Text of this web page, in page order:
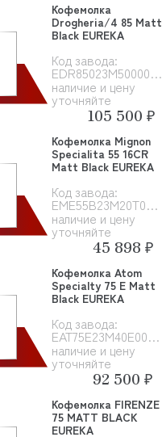
Код завода:
EDR85023M50000000001
наличие и цену
уточняйте
Кофемолка
Drogheria/4 85 Matt
Black EUREKA
105 500 ₽
Код завода:
EME55B23M20T00EAC001
наличие и цену
уточняйте
Кофемолка Mignon
Specialita 55 16CR
Matt Black EUREKA
45 898 ₽
Код завода:
EAT75E23M40E00EAC001
наличие и цену
уточняйте
Кофемолка Atom
Specialty 75 E Matt
Black EUREKA
92 500 ₽
Кофемолка FIRENZE
75 MATT BLACK
EUREKA